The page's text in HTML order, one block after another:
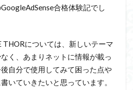
GoogleAdSense合格体験記でし
THORについては、新しいテーマ
く、あまりネットに情報が載っ
自分で使用してみて困った点や
いていきたいと思っています。